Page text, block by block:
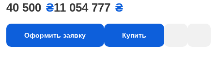
40 500 ₴11 054 777 ₴
Оформить заявку Купить